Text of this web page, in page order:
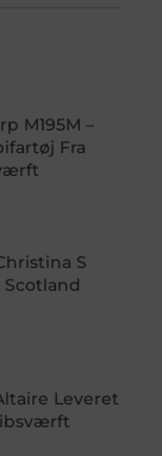
M195M –
Fra
S
Scotland
Leveret